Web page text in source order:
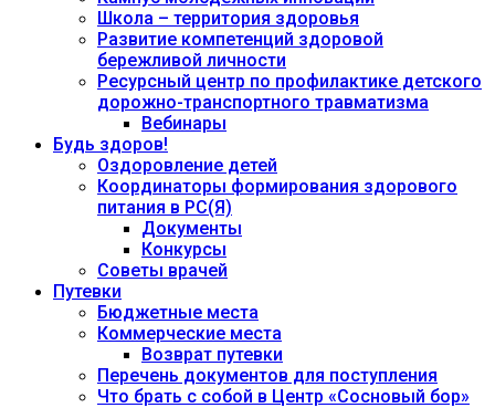
Школа – территория здоровья
Развитие компетенций здоровой
бережливой личности
Ресурсный центр по профилактике детского
дорожно-транспортного травматизма
Вебинары
Будь здоров!
Оздоровление детей
Координаторы формирования здорового
питания в РС(Я)
Документы
Конкурсы
Советы врачей
Путевки
Бюджетные места
Коммерческие места
Возврат путевки
Перечень документов для поступления
Что брать с собой в Центр «Сосновый бор»